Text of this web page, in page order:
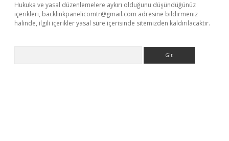
Hukuka ve yasal düzenlemelere aykırı olduğunu düşündüğünüz
içerikleri, backlinkpanelicomtr@gmail.com adresine bildirmeniz
halinde, ilgili içerikler yasal süre içerisinde sitemizden kaldırılacaktır.